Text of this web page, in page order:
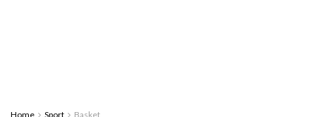
Home Sport Basket